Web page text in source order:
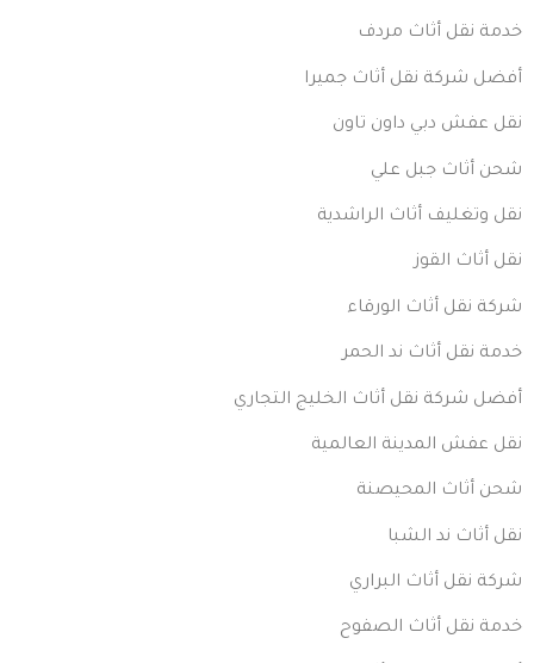
خدمة نقل أثاث مردف
أفضل شركة نقل أثاث جميرا
نقل عفش دبي داون تاون
شحن أثاث جبل علي
نقل وتغليف أثاث الراشدية
نقل أثاث القوز
شركة نقل أثاث الورقاء
خدمة نقل أثاث ند الحمر
أفضل شركة نقل أثاث الخليج التجاري
نقل عفش المدينة العالمية
شحن أثاث المحيصنة
نقل أثاث ند الشبا
شركة نقل أثاث البراري
خدمة نقل أثاث الصفوح